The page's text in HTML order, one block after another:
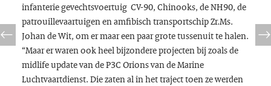
infanterie gevechtsvoertuig CV-90, Chinooks, de NH90, de
patrouillevaartuigen en amfibisch transportschip Zr.Ms.
Johan de Wit, om er maar een paar grote tussenuit te halen.
“Maar er waren ook heel bijzondere projecten bij zoals de
midlife update van de P3C Orions van de Marine
Luchtvaartdienst. Die zaten al in het traject toen ze werden